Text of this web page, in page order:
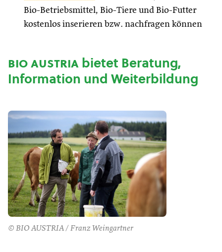
Bio-Betriebsmittel, Bio-Tiere und Bio-Futter
kostenlos inserieren bzw. nachfragen können
bio austriabietet Beratung,
Information und Weiterbildung
© BIO AUSTRIA / Franz Weingartner